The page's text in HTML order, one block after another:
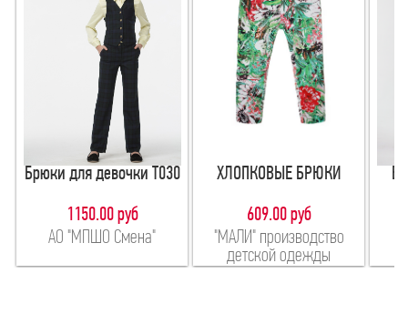
Брюки для девочки Т030
1150.00 руб
АО "МПШО Смена"
ХЛОПКОВЫЕ БРЮКИ
609.00 руб
"МАЛИ" производство
детской одежды